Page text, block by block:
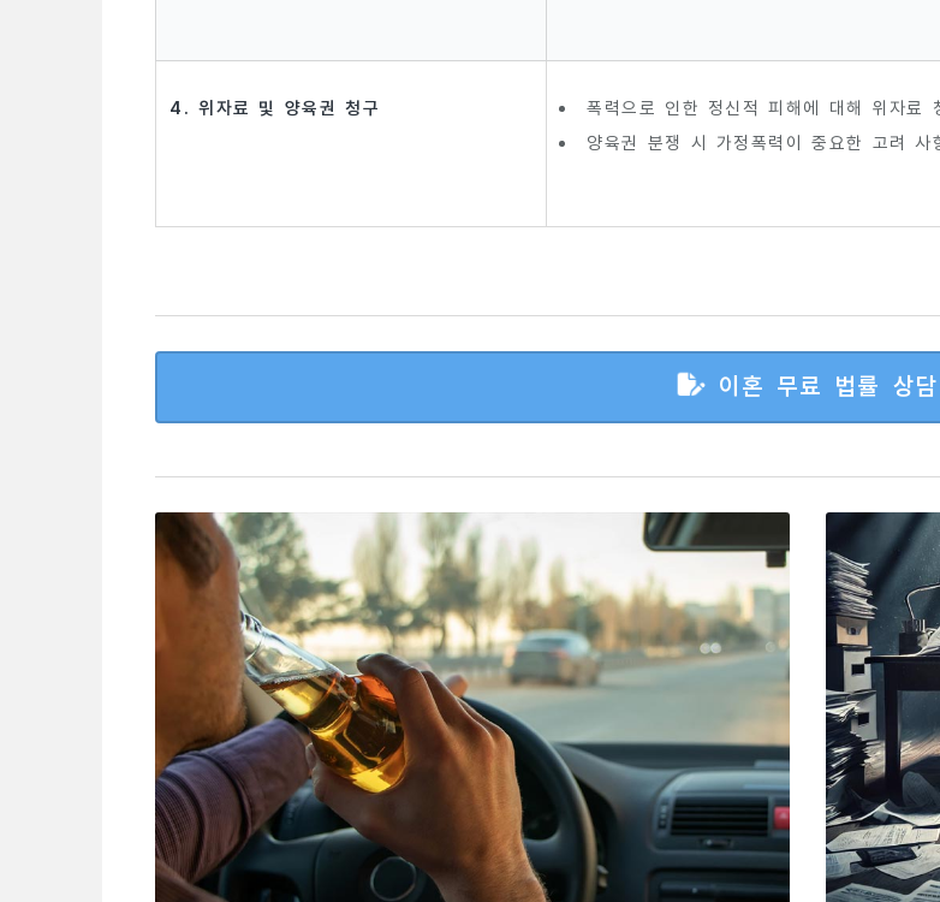
4. 위자료 및 양육권 청구
폭력으로 인한 정신적 피해에 대해 위자료
양육권 분쟁 시 가정폭력이 중요한 고려 사
이혼 무료 법률 상담